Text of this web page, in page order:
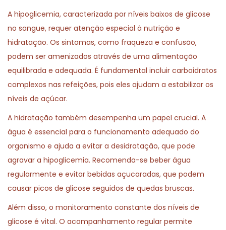
A hipoglicemia, caracterizada por níveis baixos de glicose
no sangue, requer atenção especial à nutrição e
hidratação. Os sintomas, como fraqueza e confusão,
podem ser amenizados através de uma alimentação
equilibrada e adequada. É fundamental incluir carboidratos
complexos nas refeições, pois eles ajudam a estabilizar os
níveis de açúcar.
A hidratação também desempenha um papel crucial. A
água é essencial para o funcionamento adequado do
organismo e ajuda a evitar a desidratação, que pode
agravar a hipoglicemia. Recomenda-se beber água
regularmente e evitar bebidas açucaradas, que podem
causar picos de glicose seguidos de quedas bruscas.
Além disso, o monitoramento constante dos níveis de
glicose é vital. O acompanhamento regular permite